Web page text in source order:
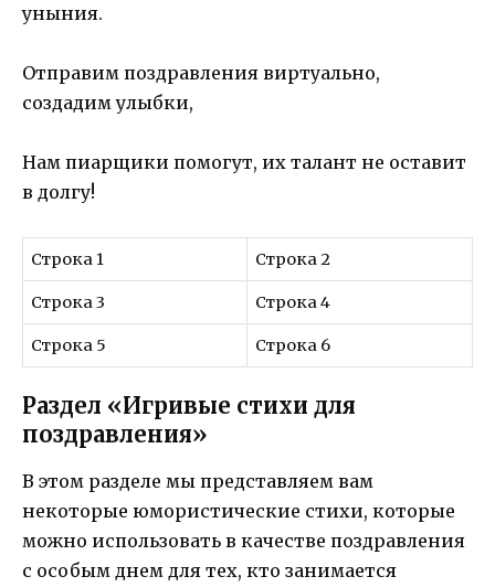
уныния.
Отправим поздравления виртуально,
создадим улыбки,
Нам пиарщики помогут, их талант не оставит
в долгу!
Строка 1 Строка 2
Строка 3 Строка 4
Строка 5 Строка 6
Раздел «Игривые стихи для
поздравления»
В этом разделе мы представляем вам
некоторые юмористические стихи, которые
можно использовать в качестве поздравления
с особым днем для тех, кто занимается